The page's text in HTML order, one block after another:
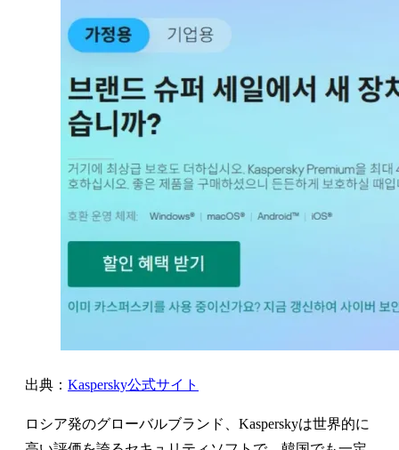
出典： Kaspersky公式サイト
ロシア発のグローバルブランド、Kasperskyは世界的に